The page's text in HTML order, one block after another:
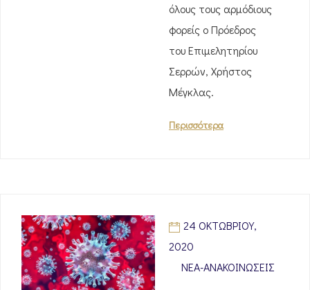
όλους τους αρμόδιους
φορείς ο Πρόεδρος
του Επιμελητηρίου
Σερρών, Χρήστος
Μέγκλας.
Περισσότερα
24 ΟΚΤΩΒΡΊΟΥ,
2020
ΝΈΑ-ΑΝΑΚΟΙΝΏΣΕΙΣ